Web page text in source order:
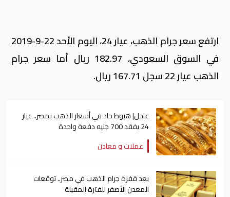
ارتفع سعر جرام الذهب، عيار 24، اليوم الأحد 22-9-2019
في السوق السعودي، 182.97 ريال أما سعر جرام
الذهب عيار 22 سجل 167.71 ريال.
عاجل| هبوط حاد في أسعار الذهب بمصر.. عيار
24 يفقد 700 جنيه دفعة واحدة
عملات و معادن
بعد قفزة جرام الذهب في مصر.. توقعات
المعدن الأصفر للفترة المقبلة